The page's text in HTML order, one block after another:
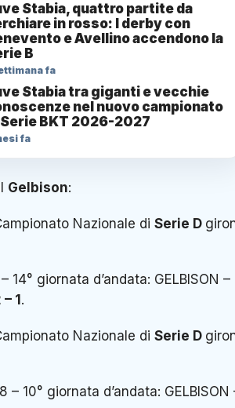
Stabia, quattro partite da
in rosso: I derby con
e Avellino accendono la
B
fa
Stabia tra giganti e vecchie
nel nuovo campionato
BKT 2026-2027
fa
Gelbison:
Nazionale di Serie D
14° giornata d’andata: GELBISON –
– 1 .
Nazionale di Serie D
– 10° giornata d’andata: GELBISON